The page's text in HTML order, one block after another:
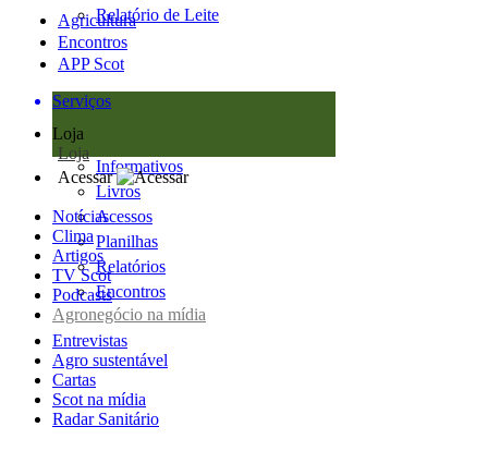
Relatório de Leite
Agricultura
Encontros
APP Scot
Serviços
Loja
Loja
Informativos
Livros
Acessos
Planilhas
Relatórios
Encontros
Acessar
Notícias
Clima
Artigos
TV Scot
Podcasts
Agronegócio na mídia
Entrevistas
Agro sustentável
Cartas
Scot na mídia
Radar Sanitário